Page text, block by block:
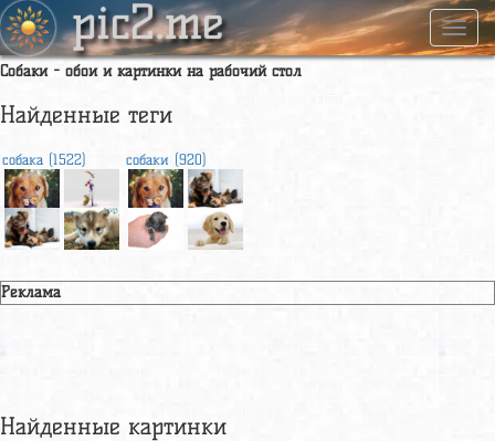
pic2.me
Собаки - обои и картинки на рабочий стол
Найденные теги
собака (1522) собаки (920)
Реклама
Найденные картинки